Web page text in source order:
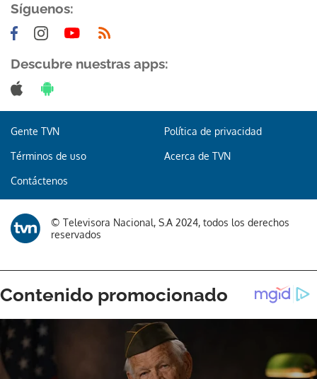
Síguenos:
Descubre nuestras apps:
Gente TVN Política de privacidad
Términos de uso Acerca de TVN
Contáctenos
© Televisora Nacional, S.A 2024, todos los derechos
reservados